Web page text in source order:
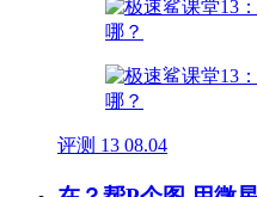
评测 13 08.04